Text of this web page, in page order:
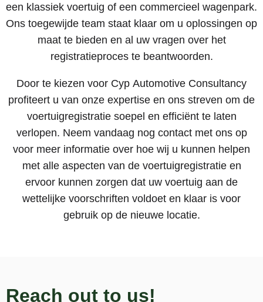
een klassiek voertuig of een commercieel wagenpark.
Ons toegewijde team staat klaar om u oplossingen op
maat te bieden en al uw vragen over het
registratieproces te beantwoorden.
Door te kiezen voor Cyp Automotive Consultancy
profiteert u van onze expertise en ons streven om de
voertuigregistratie soepel en efficiënt te laten
verlopen. Neem vandaag nog contact met ons op
voor meer informatie over hoe wij u kunnen helpen
met alle aspecten van de voertuigregistratie en
ervoor kunnen zorgen dat uw voertuig aan de
wettelijke voorschriften voldoet en klaar is voor
gebruik op de nieuwe locatie.
Reach out to us!